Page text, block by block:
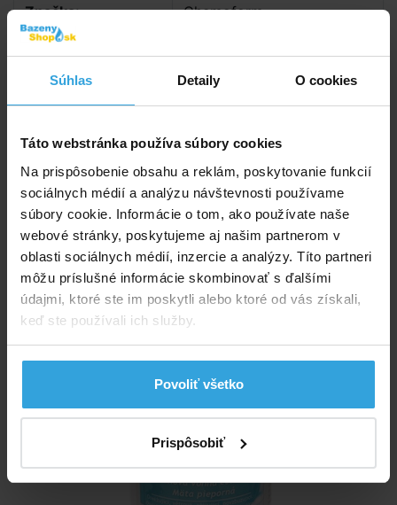
Súhlas Detaily O cookies
Táto webstránka používa súbory cookies
Na prispôsobenie obsahu a reklám, poskytovanie funkcií
sociálnych médií a analýzu návštevnosti používame
súbory cookie. Informácie o tom, ako používate naše
webové stránky, poskytujeme aj našim partnerom v
oblasti sociálnych médií, inzercie a analýzy. Títo partneri
môžu príslušné informácie skombinovať s ďalšími
údajmi, ktoré ste im poskytli alebo ktoré od vás získali,
keď ste používali ich služby.
Povoliť všetko
Prispôsobiť
Značka: Chemoform
Objem: 250ml l